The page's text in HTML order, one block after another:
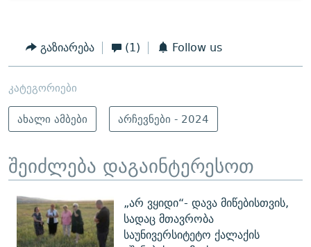
გაზიარება (1) Follow us
კატეგორიები
ახალი ამბები
არჩევნები - 2024
შეიძლება დაგაინტერესოთ
„არ ვყიდი“- დავა მიწებისთვის,
სადაც მთავრობა
საუნივერსიტეტო ქალაქის